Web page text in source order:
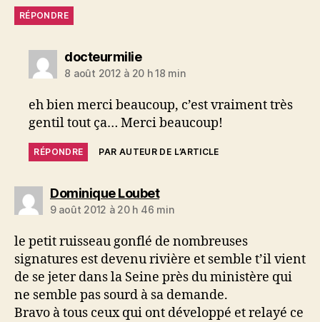
RÉPONDRE
docteurmiliedit :
8 août 2012 à 20 h 18 min
eh bien merci beaucoup, c’est vraiment très
gentil tout ça… Merci beaucoup!
RÉPONDRE PAR AUTEUR DE L’ARTICLE
Dominique Loubetdit :
9 août 2012 à 20 h 46 min
le petit ruisseau gonflé de nombreuses
signatures est devenu rivière et semble t’il vient
de se jeter dans la Seine près du ministère qui
ne semble pas sourd à sa demande.
Bravo à tous ceux qui ont développé et relayé ce